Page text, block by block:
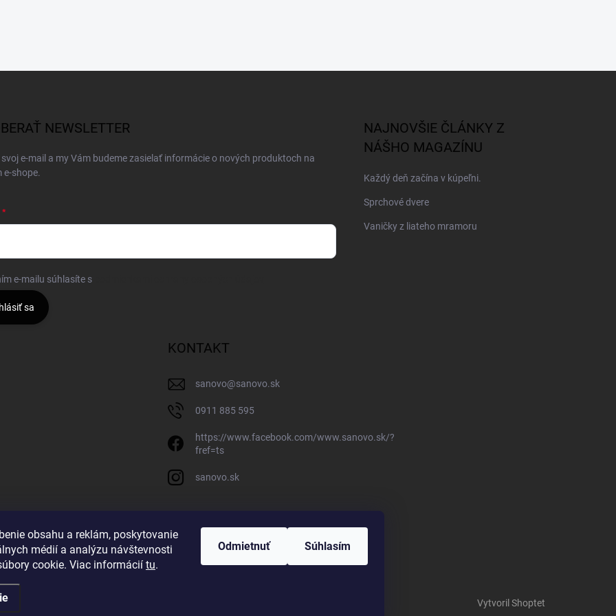
obsahu a reklám, poskytovanie
médií a analýzu návštevnosti
cookie. Viac informácií tu.
Odmietnuť Súhlasím
NEWSLETTER
e-mail a my Vám budeme zasielať informácie o nových produktoch na
e-shope.
e-mailu súhlasíte s
sa
NAJNOVŠIE ČLÁNKY Z
NÁŠHO MAGAZÍNU
Každý deň začína v kúpeľni.
Sprchové dvere
Vaničky z liateho mramoru
KONTAKT
sanovo@sanovo.sk
0911 885 595
https://www.facebook.com/www.sanovo.sk/?
fref=ts
sanovo.sk
Vytvoril Shoptet
nastavenie cookies